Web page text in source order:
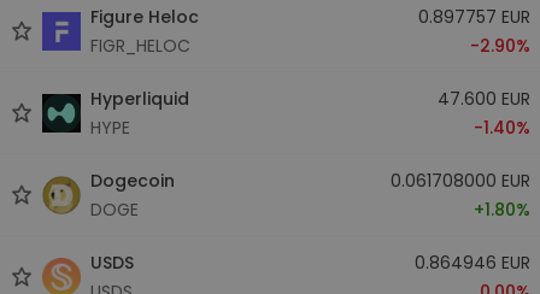
Figure Heloc
FIGR_HELOC
0.897757 EUR
-2.90%
Hyperliquid
HYPE
47.600 EUR
-1.40%
Dogecoin
DOGE
0.061708000 EUR
+1.80%
USDS
0.864946 EUR